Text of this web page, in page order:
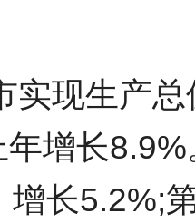
实现生产
增长
增长5.2%;